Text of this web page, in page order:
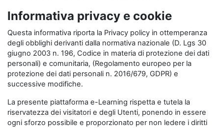
Informativa privacy e cookie
Questa informativa riporta la Privacy policy in ottemperanza
degli obblighi derivanti dalla normativa nazionale (D. Lgs 30
giugno 2003 n. 196, Codice in materia di protezione dei dati
personali) e comunitaria, (Regolamento europeo per la
protezione dei dati personali n. 2016/679, GDPR) e
successive modifiche.
La presente piattaforma e-Learning rispetta e tutela la
riservatezza dei visitatori e degli Utenti, ponendo in essere
ogni sforzo possibile e proporzionato per non ledere i diritti